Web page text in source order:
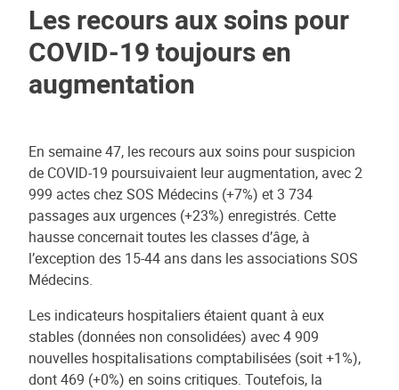
Les recours aux soins pour
COVID-19 toujours en
augmentation
En semaine 47, les recours aux soins pour suspicion
de COVID-19 poursuivaient leur augmentation, avec 2
999 actes chez SOS Médecins (+7%) et 3 734
passages aux urgences (+23%) enregistrés. Cette
hausse concernait toutes les classes d’âge, à
l’exception des 15-44 ans dans les associations SOS
Médecins.
Les indicateurs hospitaliers étaient quant à eux
stables (données non consolidées) avec 4 909
nouvelles hospitalisations comptabilisées (soit +1%),
dont 469 (+0%) en soins critiques. Toutefois, la